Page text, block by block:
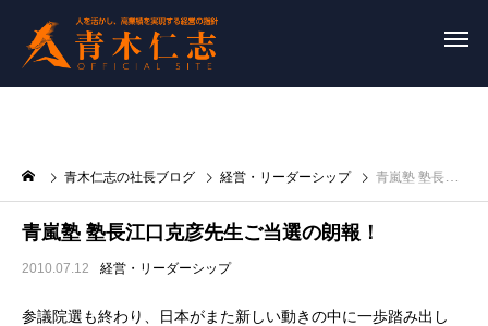
青木仁志の社長ブログ 経営・リーダーシップ 青嵐塾 塾長江口克彦先生ご当選の朗報！
青嵐塾 塾長江口克彦先生ご当選の朗報！
2010.07.12 経営・リーダーシップ
参議院選も終わり、日本がまた新しい動きの中に一歩踏み出し